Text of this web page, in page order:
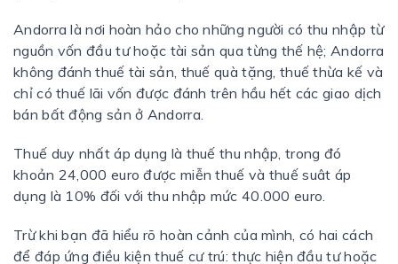
Andorra là nơi hoàn hảo cho những người có thu nhập từ
nguồn vốn đầu tư hoặc tài sản qua từng thế hệ; Andorra
không đánh thuế tài sản, thuế quà tặng, thuế thừa kế và
chỉ có thuế lãi vốn được đánh trên hầu hết các giao dịch
bán bất động sản ở Andorra.
Thuế duy nhất áp dụng là thuế thu nhập, trong đó
khoản 24,000 euro được miễn thuế và thuế suât áp
dụng là 10% đối với thu nhập mức 40.000 euro.
Trừ khi bạn đã hiểu rõ hoàn cảnh của mình, có hai cách
để đáp ứng điều kiện thuế cư trú: thực hiện đầu tư hoặc